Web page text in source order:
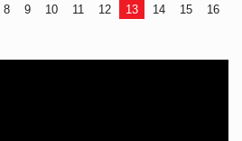
8 9 10 11 12 13 14 15
16